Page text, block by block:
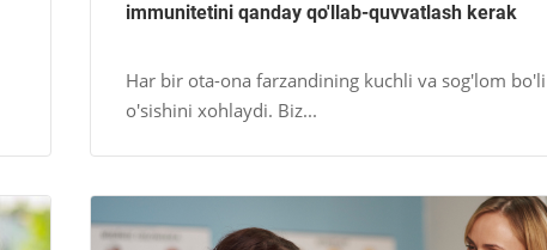
Har bir ota-ona farzandining kuchli va sog'lom
o'sishini xohlaydi. Biz...
immunitetini qanday qo'llab-quvvatlash kerak